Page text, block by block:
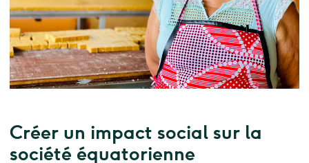
Créer un impact social sur la
société équatorienne